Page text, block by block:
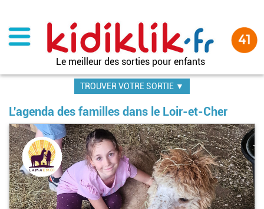
contenu
principal
Le meilleur des sorties pour enfants
TROUVER VOTRE SORTIE ▼
L'agenda des familles dans le Loir-et-Cher